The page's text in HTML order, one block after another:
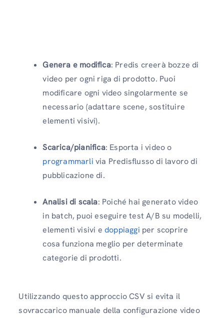
Genera e modifica: Predis creerà bozze di
video per ogni riga di prodotto. Puoi
modificare ogni video singolarmente se
necessario (adattare scene, sostituire
elementi visivi).
Scarica/pianifica: Esporta i video o
programmarli via Predisflusso di lavoro di
pubblicazione di.
Analisi di scala: Poiché hai generato video
in batch, puoi eseguire test A/B su modelli,
elementi visivi e doppiaggi per scoprire
cosa funziona meglio per determinate
categorie di prodotti.
Utilizzando questo approccio CSV si evita il
sovraccarico manuale della configurazione video